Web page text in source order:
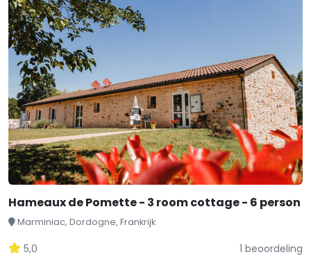
Hameaux de Pomette - 3 room cottage - 6 person
Marminiac, Dordogne, Frankrijk
5,0 1 beoordeling